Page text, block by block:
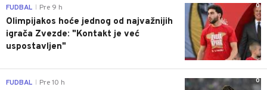
0
FUDBAL Pre 9 h
Olimpijakos hoće jednog od najvažnijih
igrača Zvezde: "Kontakt je već
uspostavljen"
0
FUDBAL Pre 10 h